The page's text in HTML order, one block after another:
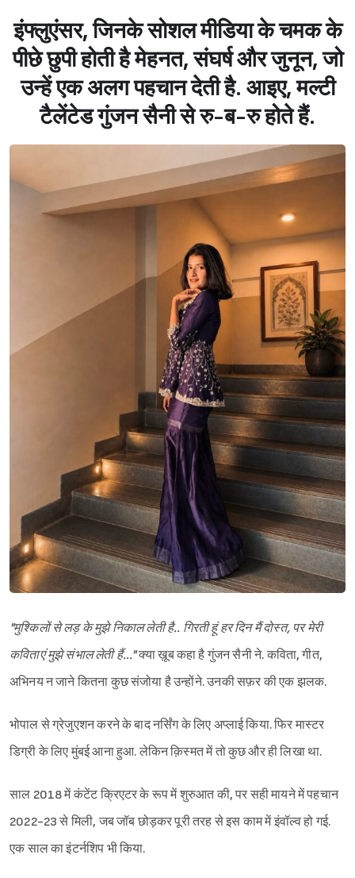
इंफ्लुएंसर, जिनके सोशल मीडिया के चमक के
पीछे छुपी होती है मेहनत, संघर्ष और जुनून, जो
उन्हें एक अलग पहचान देती है. आइए, मल्टी
टैलेंटेड गुंजन सैनी से‌ रु-ब-रु होते‌ हैं.
"मुश्किलों से लड़ के मुझे निकाल लेती है.. गिरती हूं हर दिन मैं दोस्त, पर मेरी
कविताएं मुझे संभाल लेती हैं..."क्या ख़ूब कहा‌ है गुंजन सैनी‌ ने. कविता, गीत,
अभिनय न जाने कितना‌‌ कुछ संजोया है‌ उन्होंने. उनकी सफ़र की एक‌ झलक.
भोपाल से ग्रेजुएशन करने के बाद नर्सिंग के लिए अप्लाई किया. फिर मास्टर
डिग्री के लिए मुंबई आना हुआ. लेकिन क़िस्मत में तो कुछ और ही लिखा था.
साल 2018 में कंटेंट क्रिएटर के रूप में शुरुआत की, पर सही मायने में पहचान
2022-23 से मिली, जब जॉब छोड़कर पूरी तरह से इस काम में इंवॉल्व हो गई.
एक साल का इंटर्नशिप भी किया.